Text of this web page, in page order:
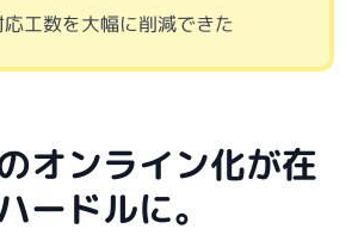
工数を大幅に削減できた
オンライン化が在
ードルに。